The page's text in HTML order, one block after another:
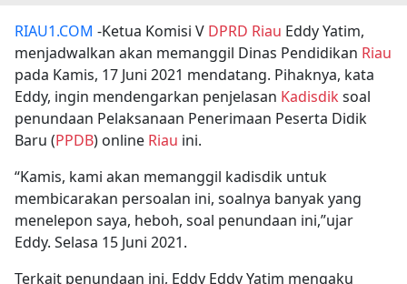
RIAU1.COM -Ketua Komisi V DPRD Riau Eddy Yatim,
menjadwalkan akan memanggil Dinas Pendidikan Riau
pada Kamis, 17 Juni 2021 mendatang. Pihaknya, kata
Eddy, ingin mendengarkan penjelasan Kadisdik soal
penundaan Pelaksanaan Penerimaan Peserta Didik
Baru (PPDB) online Riau ini.
“Kamis, kami akan memanggil kadisdik untuk
membicarakan persoalan ini, soalnya banyak yang
menelepon saya, heboh, soal penundaan ini,”ujar
Eddy. Selasa 15 Juni 2021.
Terkait penundaan ini, Eddy Eddy Yatim mengaku